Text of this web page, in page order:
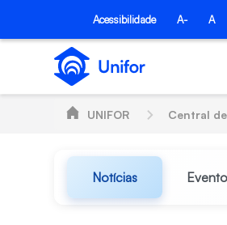
Pular para o Conteúdo principal
Acessibilidade A- A
UNIFOR Central
Notícias